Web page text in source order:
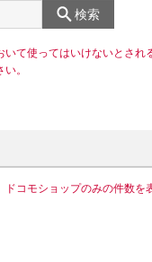
検索
て使ってはいけないとさ
。
コモショップのみの件数